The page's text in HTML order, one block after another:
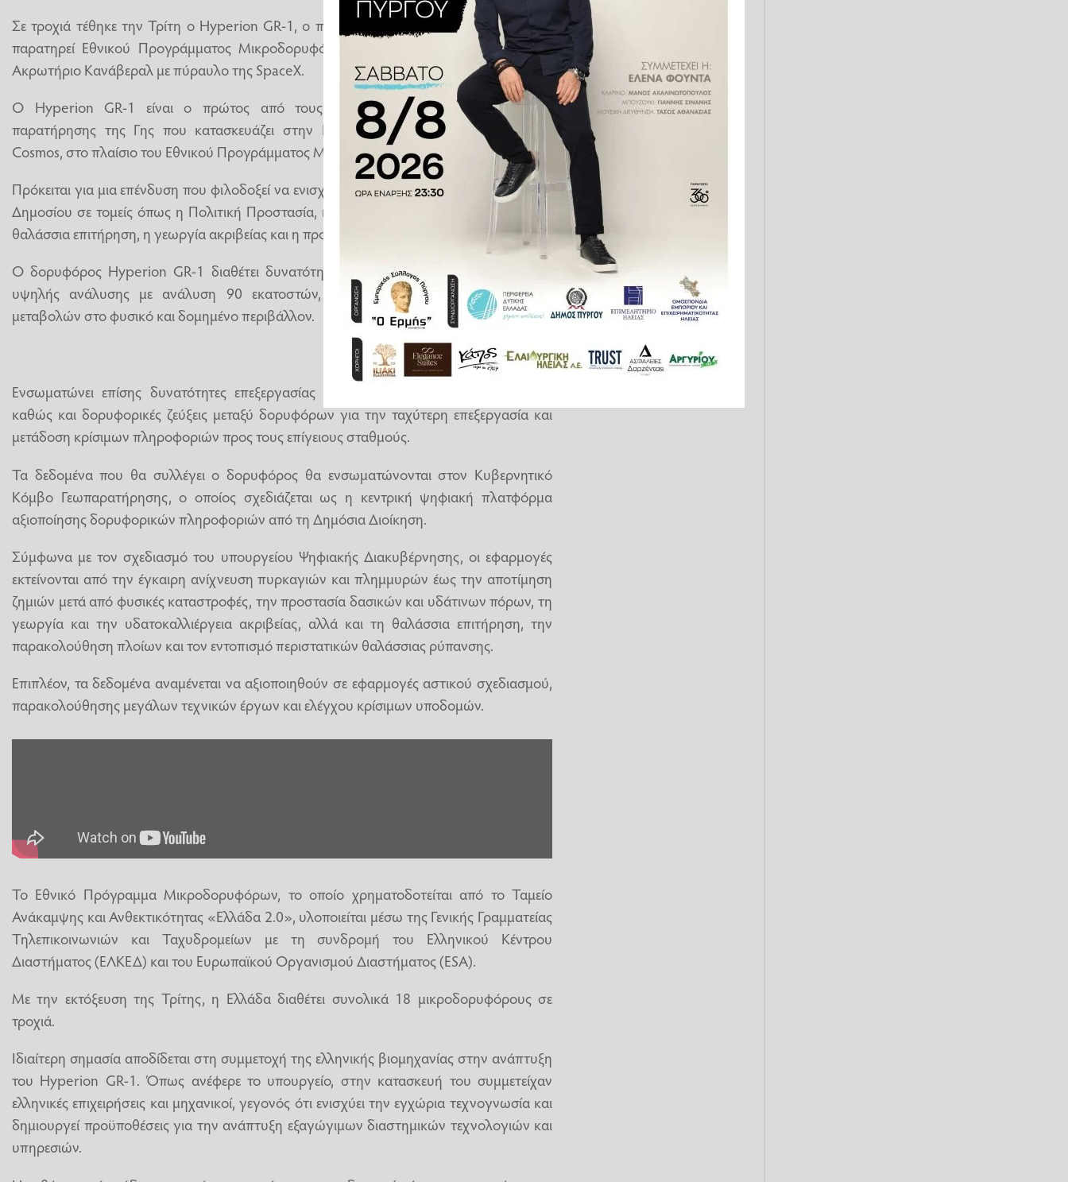
Σε τροχιά τέθηκε την Τρίτη ο Hyperion GR-1, ο πρώτος ελληνικός δορυφόρος που θα
παρατηρεί Εθνικού Προγράμματος Μικροδορυφόρων, ο οποίος εκτοξεύτηκε από το
Ακρωτήριο Κανάβεραλ με πύραυλο της SpaceX.
Ο Hyperion GR-1 είναι ο πρώτος από τους επτά οπτικούς μικροδορυφόρους
παρατήρησης της Γης που κατασκευάζει στην Ελλάδα η βρετανική εταιρεία Open
Cosmos, στο πλαίσιο του Εθνικού Προγράμματος Μικροδορυφόρων.
Πρόκειται για μια επένδυση που φιλοδοξεί να ενισχύσει την επιχειρησιακή ικανότητα του
Δημοσίου σε τομείς όπως η Πολιτική Προστασία, η περιβαλλοντική παρακολούθηση, η
θαλάσσια επιτήρηση, η γεωργία ακριβείας και η προστασία κρίσιμων υποδομών.
Ο δορυφόρος Hyperion GR-1 διαθέτει δυνατότητα λήψης πολυφασματικών εικόνων
υψηλής ανάλυσης με ανάλυση 90 εκατοστών, επιτρέποντας την παρακολούθηση
μεταβολών στο φυσικό και δομημένο περιβάλλον.
Ενσωματώνει επίσης δυνατότητες επεξεργασίας δεδομένων με τεχνητή νοημοσύνη,
καθώς και δορυφορικές ζεύξεις μεταξύ δορυφόρων για την ταχύτερη επεξεργασία και
μετάδοση κρίσιμων πληροφοριών προς τους επίγειους σταθμούς.
Τα δεδομένα που θα συλλέγει ο δορυφόρος θα ενσωματώνονται στον Κυβερνητικό
Κόμβο Γεωπαρατήρησης, ο οποίος σχεδιάζεται ως η κεντρική ψηφιακή πλατφόρμα
αξιοποίησης δορυφορικών πληροφοριών από τη Δημόσια Διοίκηση.
Σύμφωνα με τον σχεδιασμό του υπουργείου Ψηφιακής Διακυβέρνησης, οι εφαρμογές
εκτείνονται από την έγκαιρη ανίχνευση πυρκαγιών και πλημμυρών έως την αποτίμηση
ζημιών μετά από φυσικές καταστροφές, την προστασία δασικών και υδάτινων πόρων, τη
γεωργία και την υδατοκαλλιέργεια ακριβείας, αλλά και τη θαλάσσια επιτήρηση, την
παρακολούθηση πλοίων και τον εντοπισμό περιστατικών θαλάσσιας ρύπανσης.
Επιπλέον, τα δεδομένα αναμένεται να αξιοποιηθούν σε εφαρμογές αστικού σχεδιασμού,
παρακολούθησης μεγάλων τεχνικών έργων και ελέγχου κρίσιμων υποδομών.
Το Εθνικό Πρόγραμμα Μικροδορυφόρων, το οποίο χρηματοδοτείται από το Ταμείο
Ανάκαμψης και Ανθεκτικότητας «Ελλάδα 2.0», υλοποιείται μέσω της Γενικής Γραμματείας
Τηλεπικοινωνιών και Ταχυδρομείων με τη συνδρομή του Ελληνικού Κέντρου
Διαστήματος (ΕΛΚΕΔ) και του Ευρωπαϊκού Οργανισμού Διαστήματος (ESA).
Με την εκτόξευση της Τρίτης, η Ελλάδα διαθέτει συνολικά 18 μικροδορυφόρους σε
τροχιά.
Ιδιαίτερη σημασία αποδίδεται στη συμμετοχή της ελληνικής βιομηχανίας στην ανάπτυξη
του Hyperion GR-1. Όπως ανέφερε το υπουργείο, στην κατασκευή του συμμετείχαν
ελληνικές επιχειρήσεις και μηχανικοί, γεγονός ότι ενισχύει την εγχώρια τεχνογνωσία και
δημιουργεί προϋποθέσεις για την ανάπτυξη εξαγώγιμων διαστημικών τεχνολογιών και
υπηρεσιών.